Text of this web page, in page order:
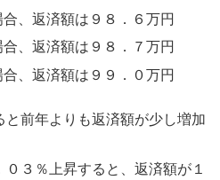
、返済額は９８．６万円
、返済額は９８．７万円
、返済額は９９．０万円
前年よりも返済額が少し増加
３％上昇すると、返済額が１